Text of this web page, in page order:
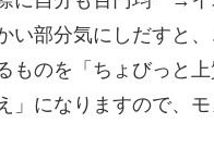
い部分気にしだすと
ものを「ちょびっと
」になりますので、